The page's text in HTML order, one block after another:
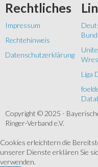
Rechtliches
Impressum
Rechtehinweis
Datenschutzerklärung
Liga
Copyright © 2025 -
Ringer-Verband e.V.
Cookies erleichtern die
unserer Dienste erklären Sie
verwenden.